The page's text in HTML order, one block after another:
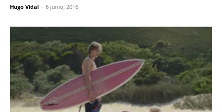
Hugo Vidal - 6 junio, 2016